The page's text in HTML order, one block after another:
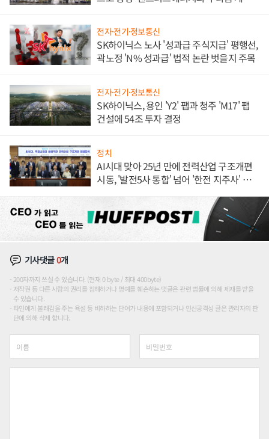
전자·전기·정보통신
SK하이닉스 노사 '성과급 주식지급' 평행선,
곽노정 'N% 성과급' 법적 논란 벗을지 주목
전자·전기·정보통신
SK하이닉스, 용인 'Y2' 팹과 청주 'M17' 팹
건설에 54조 투자 결정
정치
AI시대 맞아 25년 만에 전력산업 구조개편
시동, '발전5사 통합' 넘어 '한전 지주사' 재편
기사댓글0개
200자까지 쓰실 수 있습니다. (현재 0 byte / 최대 400byte)
저작권 등 다른 사람의 권리를 침해하거나 명예를 훼손하는 댓글은 관련 법률에 의해 제재를 받을
수 있습니다.
타인에게 불쾌감을 주는 욕설 등 비하하는 단어가 내용에 포함되거나 인신공격성 글은 관리자의 판
단에 의해 삭제 합니다.